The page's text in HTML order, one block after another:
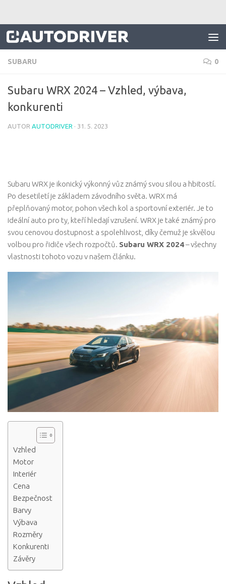
SUBARU 0
Subaru WRX 2024 – Vzhled, výbava,
konkurenti
AUTOR AUTODRIVER · 31. 5. 2023
Subaru WRX je ikonický výkonný vůz známý svou silou a hbitostí.
Po desetiletí je základem závodního světa. WRX má
přeplňovaný motor, pohon všech kol a sportovní exteriér. Je to
ideální auto pro ty, kteří hledají vzrušení. WRX je také známý pro
svou cenovou dostupnost a spolehlivost, díky čemuž je skvělou
volbou pro řidiče všech rozpočtů. Subaru WRX 2024– všechny
vlastnosti tohoto vozu v našem článku.
Vzhled
Motor
Interiér
Cena
Bezpečnost
Barvy
Výbava
Rozměry
Konkurenti
Závěry